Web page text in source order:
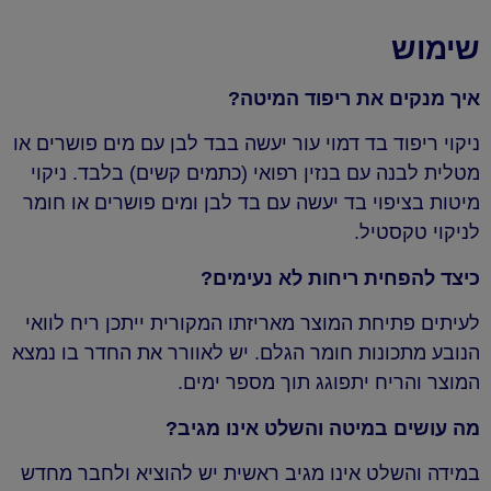
שימוש
איך מנקים את ריפוד המיטה?
ניקוי ריפוד בד דמוי עור יעשה בבד לבן עם מים פושרים או
מטלית לבנה עם בנזין רפואי (כתמים קשים) בלבד. ניקוי
מיטות בציפוי בד יעשה עם בד לבן ומים פושרים או חומר
לניקוי טקסטיל.
כיצד להפחית ריחות לא נעימים?
לעיתים פתיחת המוצר מאריזתו המקורית ייתכן ריח לוואי
הנובע מתכונות חומר הגלם. יש לאוורר את החדר בו נמצא
המוצר והריח יתפוגג תוך מספר ימים.
מה עושים במיטה והשלט אינו מגיב?
במידה והשלט אינו מגיב ראשית יש להוציא ולחבר מחדש